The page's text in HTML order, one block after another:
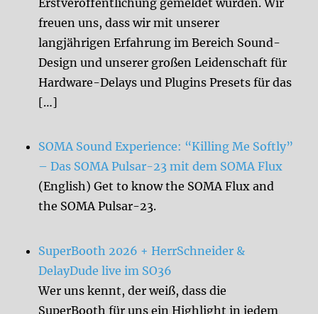
Erstveröffentlichung gemeldet wurden. Wir
freuen uns, dass wir mit unserer
langjährigen Erfahrung im Bereich Sound-
Design und unserer großen Leidenschaft für
Hardware-Delays und Plugins Presets für das
[…]
SOMA Sound Experience: “Killing Me Softly”
– Das SOMA Pulsar-23 mit dem SOMA Flux
(English) Get to know the SOMA Flux and
the SOMA Pulsar-23.
SuperBooth 2026 + HerrSchneider &
DelayDude live im SO36
Wer uns kennt, der weiß, dass die
SuperBooth für uns ein Highlight in jedem